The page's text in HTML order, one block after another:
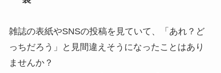
雑誌の表紙やSNSの投稿を見ていて、「あれ？ど
っちだろう」と見間違えそうになったことはあり
ませんか？